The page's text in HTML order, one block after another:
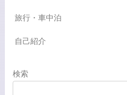
旅行・車中泊
自己紹介
検索